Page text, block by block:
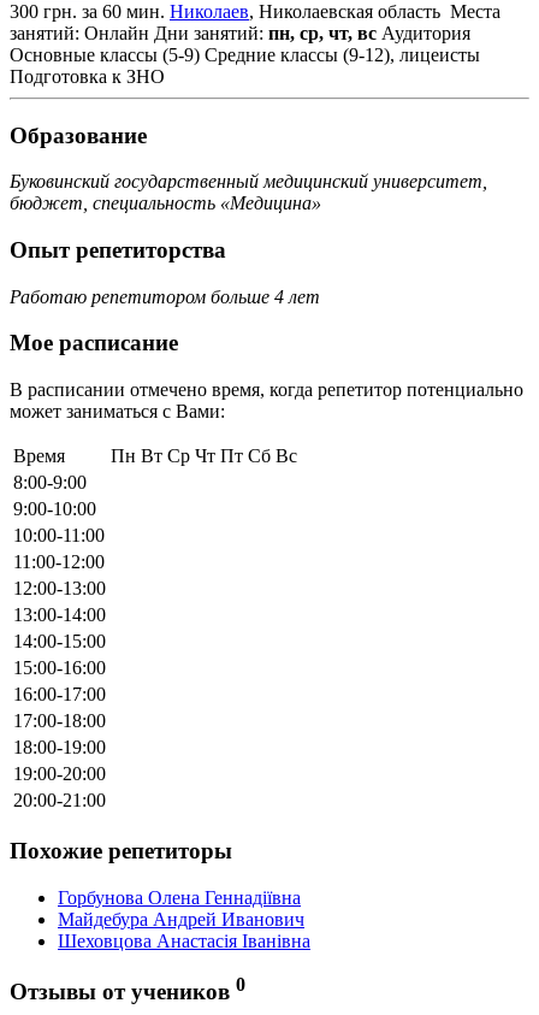
300 грн. за 60 мин. Николаев, Николаевская область Места
занятий: Онлайн Дни занятий: пн, ср, чт, вс Аудитория
Основные классы (5-9) Средние классы (9-12), лицеисты
Подготовка к ЗНО
Образование
Буковинский государственный медицинский университет,
бюджет, специальность «Медицина»
Опыт репетиторства
Работаю репетитором больше 4 лет
Мое расписание
В расписании отмечено время, когда репетитор потенциально
может заниматься с Вами:
Время Пн Вт Ср Чт Пт Сб Вс
8:00-9:00
9:00-10:00
10:00-11:00
11:00-12:00
12:00-13:00
13:00-14:00
14:00-15:00
15:00-16:00
16:00-17:00
17:00-18:00
18:00-19:00
19:00-20:00
20:00-21:00
Похожие репетиторы
Горбунова Олена Геннадіївна
Майдебура Андрей Иванович
Шеховцова Анастасія Іванівна
Отзывы от учеников 0